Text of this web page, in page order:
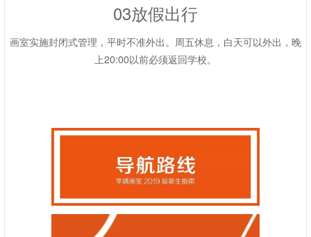
03放假出行
画室实施封闭式管理，平时不准外出。周五休息，白天可以外出，晚
上20:00以前必须返回学校。